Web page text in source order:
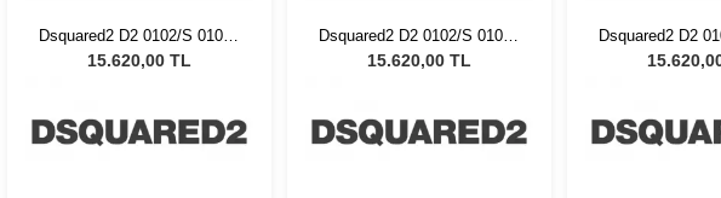
Dsquared2 D2 0102/S 01008
- 57 Kadın Güneş Gözlüğü
15.620,00 TL
Dsquared2 D2 0102/S 01008
- 57 Kadın Güneş Gözlüğü
15.620,00 TL
Dsquared2 D2
- 57 Kadın